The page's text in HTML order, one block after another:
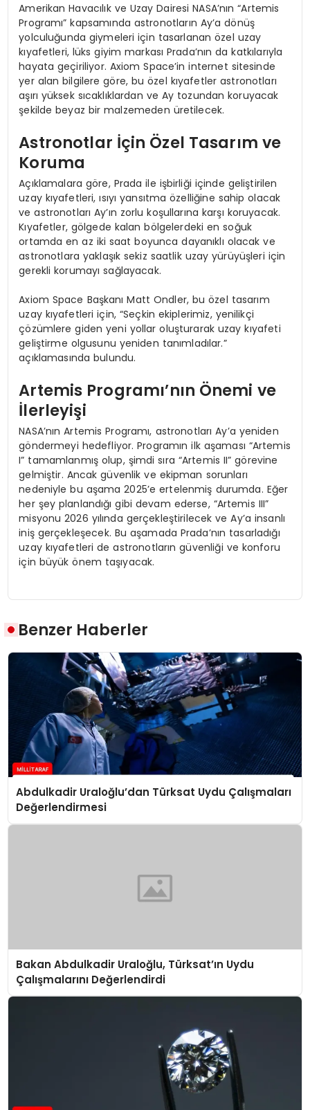
Amerikan Havacılık ve Uzay Dairesi NASA’nın “Artemis
Programı” kapsamında astronotların Ay’a dönüş
yolculuğunda giymeleri için tasarlanan özel uzay
kıyafetleri, lüks giyim markası Prada’nın da katkılarıyla
hayata geçiriliyor. Axiom Space’in internet sitesinde
yer alan bilgilere göre, bu özel kıyafetler astronotları
aşırı yüksek sıcaklıklardan ve Ay tozundan koruyacak
şekilde beyaz bir malzemeden üretilecek.
Astronotlar İçin Özel Tasarım ve
Koruma
Açıklamalara göre, Prada ile işbirliği içinde geliştirilen
uzay kıyafetleri, ısıyı yansıtma özelliğine sahip olacak
ve astronotları Ay’ın zorlu koşullarına karşı koruyacak.
Kıyafetler, gölgede kalan bölgelerdeki en soğuk
ortamda en az iki saat boyunca dayanıklı olacak ve
astronotlara yaklaşık sekiz saatlik uzay yürüyüşleri için
gerekli korumayı sağlayacak.
Axiom Space Başkanı Matt Ondler, bu özel tasarım
uzay kıyafetleri için, “Seçkin ekiplerimiz, yenilikçi
çözümlere giden yeni yollar oluşturarak uzay kıyafeti
geliştirme olgusunu yeniden tanımladılar.”
açıklamasında bulundu.
Artemis Programı’nın Önemi ve
İlerleyişi
NASA’nın Artemis Programı, astronotları Ay’a yeniden
göndermeyi hedefliyor. Programın ilk aşaması “Artemis
I” tamamlanmış olup, şimdi sıra “Artemis II” görevine
gelmiştir. Ancak güvenlik ve ekipman sorunları
nedeniyle bu aşama 2025’e ertelenmiş durumda. Eğer
her şey planlandığı gibi devam ederse, “Artemis III”
misyonu 2026 yılında gerçekleştirilecek ve Ay’a insanlı
iniş gerçekleşecek. Bu aşamada Prada’nın tasarladığı
uzay kıyafetleri de astronotların güvenliği ve konforu
için büyük önem taşıyacak.
Benzer Haberler
Abdulkadir Uraloğlu’dan Türksat Uydu Çalışmaları
Değerlendirmesi
Bakan Abdulkadir Uraloğlu, Türksat’ın Uydu
Çalışmalarını Değerlendirdi